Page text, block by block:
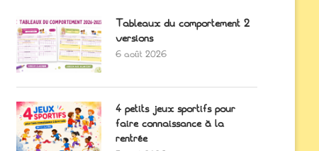
Tableaux du comportement 2
versions
6 août 2026
4 petits jeux sportifs pour
faire connaissance à la
rentrée